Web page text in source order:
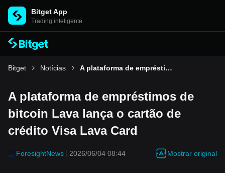
Bitget App
Trading inteligente
Bitget Notícias A plataforma de empréstimos de bitcoin Lava lança o cartão de crédito Visa Lava Card
A plataforma de empréstimos de
bitcoin Lava lança o cartão de
crédito Visa Lava Card
ForesightNews 2026/06/04 08:44 Mostrar original